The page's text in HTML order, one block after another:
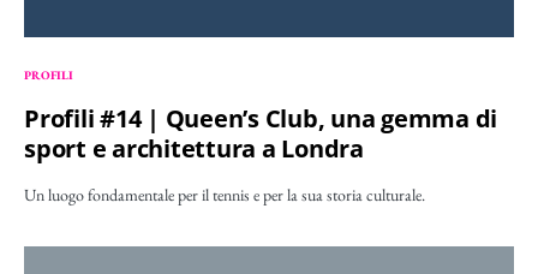
PROFILI
Profili #14 | Queen’s Club, una gemma di
sport e architettura a Londra
Un luogo fondamentale per il tennis e per la sua storia culturale.